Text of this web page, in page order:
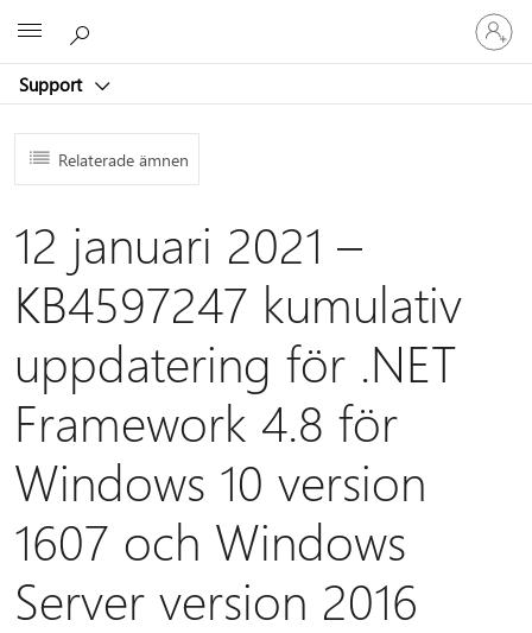
Support
Logga
in
på
konto
Relaterade ämnen
12 januari 2021 –
KB4597247 kumulativ
uppdatering för .NET
Framework 4.8 för
Windows 10 version
1607 och Windows
Server version 2016